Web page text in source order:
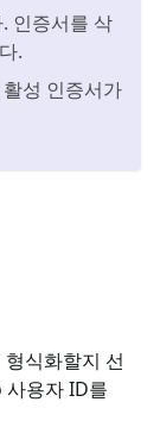
인증서를 삭
.
성 인증서가
식화할지 선
용자 ID를